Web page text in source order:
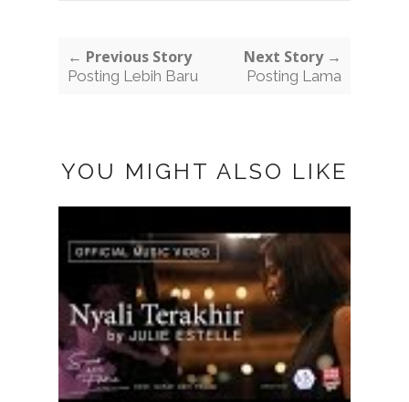
← Previous Story
Posting Lebih Baru
Next Story →
Posting Lama
YOU MIGHT ALSO LIKE